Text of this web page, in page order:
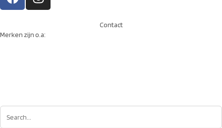
Merken zijn o.a:
Contact